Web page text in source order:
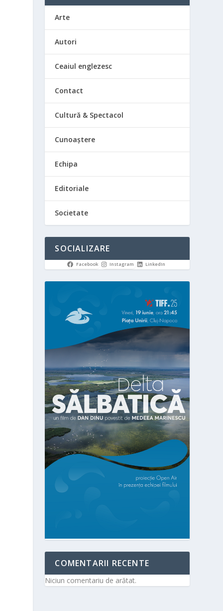
Arte
Autori
Ceaiul englezesc
Contact
Cultură & Spectacol
Cunoaștere
Echipa
Editoriale
Societate
SOCIALIZARE
Facebook Instagram LinkedIn
COMENTARII RECENTE
Niciun comentariu de arătat.